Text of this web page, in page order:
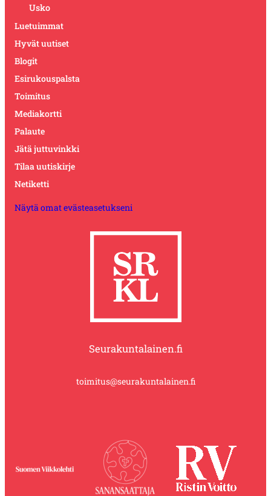
Usko
Luetuimmat
Hyvät uutiset
Blogit
Esirukouspalsta
Toimitus
Mediakortti
Palaute
Jätä juttuvinkki
Tilaa uutiskirje
Netiketti
Näytä omat evästeasetukseni
Seurakuntalainen.fi
toimitus@seurakuntalainen.fi